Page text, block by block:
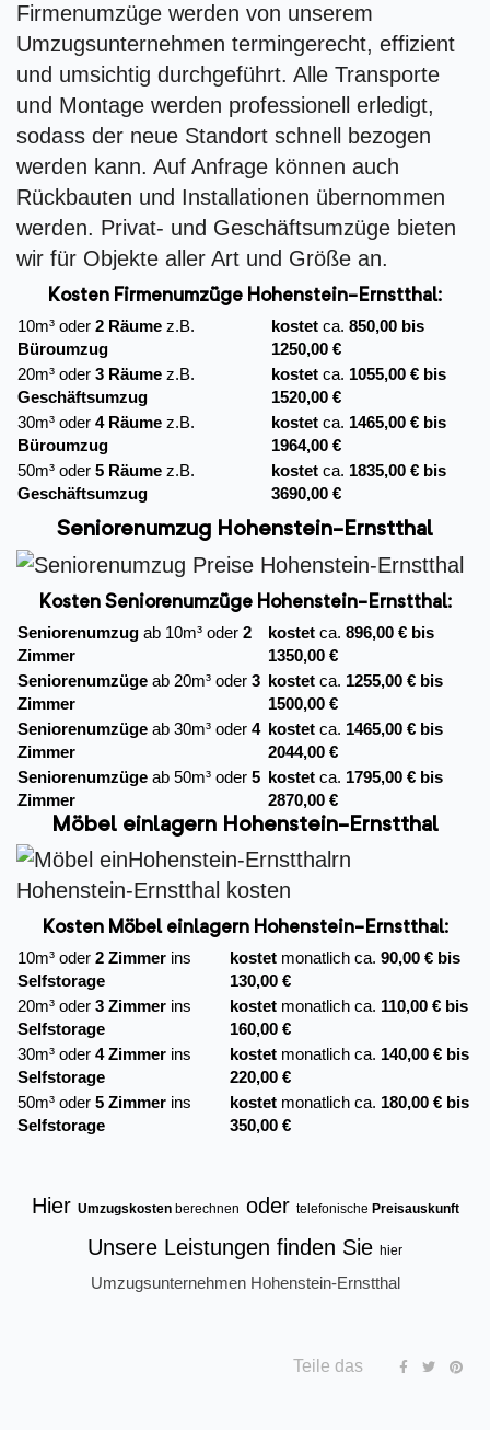
Firmenumzüge werden von unserem
Umzugsunternehmen termingerecht, effizient
und umsichtig durchgeführt. Alle Transporte
und Montage werden professionell erledigt,
sodass der neue Standort schnell bezogen
werden kann. Auf Anfrage können auch
Rückbauten und Installationen übernommen
werden. Privat- und Geschäftsumzüge bieten
wir für Objekte aller Art und Größe an.
Kosten Firmenumzüge Hohenstein-Ernstthal:
10m³ oder 2 Räume z.B.
Büroumzug
kostet ca. 850,00 bis
1250,00 €
20m³ oder 3 Räume z.B.
Geschäftsumzug
kostet ca. 1055,00 € bis
1520,00 €
30m³ oder 4 Räume z.B.
Büroumzug
kostet ca. 1465,00 € bis
1964,00 €
50m³ oder 5 Räume z.B.
Geschäftsumzug
kostet ca. 1835,00 € bis
3690,00 €
Seniorenumzug Hohenstein-Ernstthal
Kosten Seniorenumzüge Hohenstein-Ernstthal:
Seniorenumzug ab 10m³ oder 2
Zimmer
kostet ca. 896,00 € bis
1350,00 €
Seniorenumzüge ab 20m³ oder 3
Zimmer
kostet ca. 1255,00 € bis
1500,00 €
Seniorenumzüge ab 30m³ oder 4
Zimmer
kostet ca. 1465,00 € bis
2044,00 €
Seniorenumzüge ab 50m³ oder 5
Zimmer
kostet ca. 1795,00 € bis
2870,00 €
Möbel einlagern Hohenstein-Ernstthal
Kosten Möbel einlagern Hohenstein-Ernstthal:
10m³ oder 2 Zimmer ins
Selfstorage
kostet monatlich ca. 90,00 € bis
130,00 €
20m³ oder 3 Zimmer ins
Selfstorage
kostet monatlich ca. 110,00 € bis
160,00 €
30m³ oder 4 Zimmer ins
Selfstorage
kostet monatlich ca. 140,00 € bis
220,00 €
50m³ oder 5 Zimmer ins
Selfstorage
kostet monatlich ca. 180,00 € bis
350,00 €
Hier Umzugskostenberechnen oder telefonische Preisauskunft
Unsere Leistungen finden Sie hier
Umzugsunternehmen Hohenstein-Ernstthal
Teile das